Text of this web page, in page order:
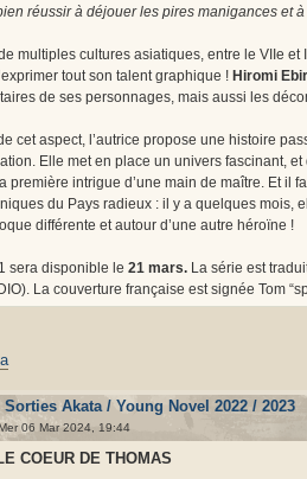
réussir à déjouer les pires manigances et
multiples cultures asiatiques, entre le VIIe et
tout son talent graphique ! Hiromi
de ses personnages, mais aussi les
cet aspect, l’autrice propose une histoire
Elle met en place un univers fascinant,
première intrigue d’une main de maître. Et il
du Pays radieux : il y a quelques mois,
différente et autour d’une autre héroïne !
sera disponible le 21 mars. La série est
La couverture française est signée Tom
Sorties Akata / Young Novel 2022 / 2023
06 Mar 2024, 19:44
COEUR DE THOMAS